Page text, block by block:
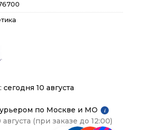
10 августа
по Москве и МО
i
(при заказе до 12:00)